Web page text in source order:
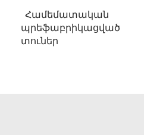
Համեմատական
պրեֆաբրիկացված
տուներ